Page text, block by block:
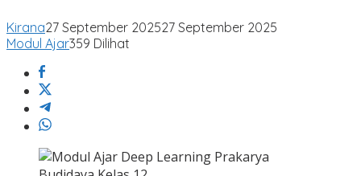
Kirana27 September 202527 September 2025
Modul Ajar359 Dilihat